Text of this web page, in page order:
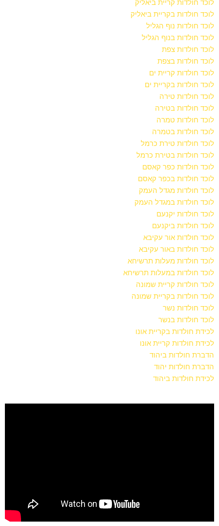
לוכד חולדות קריית ביאליק
לוכד חולדות בקריית ביאליק
לוכד חולדות נוף הגליל
לוכד חולדות בנוף הגליל
לוכד חולדות צפת
לוכד חולדות בצפת
לוכד חולדות קריית ים
לוכד חולדות בקריית ים
לוכד חולדות טירה
לוכד חולדות בטירה
לוכד חולדות טמרה
לוכד חולדות בטמרה
לוכד חולדות טירת כרמל
לוכד חולדות בטירת כרמל
לוכד חולדות כפר קאסם
לוכד חולדות בכפר קאסם
לוכד חולדות מגדל העמק
לוכד חולדות במגדל העמק
לוכד חולדות יקנעם
לוכד חולדות ביקנעם
לוכד חולדות אור עקיבא
לוכד חולדות באור עקיבא
לוכד חולדות מעלות תרשיחא
לוכד חולדות במעלות תרשיחא
לוכד חולדות קריית שמונה
לוכד חולדות בקריית שמונה
לוכד חולדות נשר
לוכד חולדות בנשר
לכידת חולדות בקריית אונו
לכידת חולדות קריית אונו
הדברת חולדות ביהוד
הדברת חולדות יהוד
לכידת חולדות ביהוד